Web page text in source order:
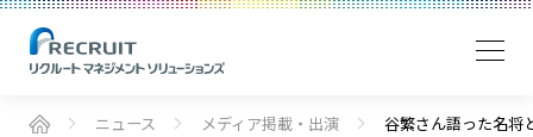
ニュース メディア掲載・出演 谷繁さん語った名将